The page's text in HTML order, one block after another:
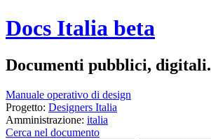
Docs Italia beta
Documenti pubblici, digitali.
Manuale operativo di design
Progetto: Designers Italia
Amministrazione: italia
Cerca nel documento